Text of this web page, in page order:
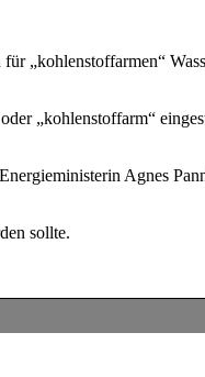
„kohlenstoffarmen“
„kohlenstoffarm“
Agnes
sollte.